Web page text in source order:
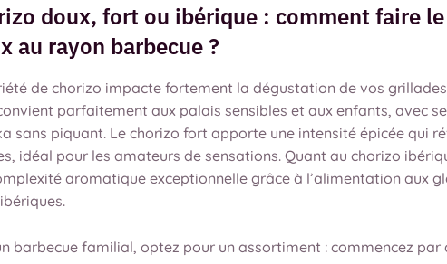
doux, fort ou ibérique : comment faire
au rayon barbecue ?
de chorizo impacte fortement la dégustation de vos
parfaitement aux palais sensibles et aux enfants, avec
sans piquant. Le chorizo fort apporte une intensité épicée qui
idéal pour les amateurs de sensations. Quant au chorizo
aromatique exceptionnelle grâce à l’alimentation aux
barbecue familial, optez pour un assortiment : commencez par